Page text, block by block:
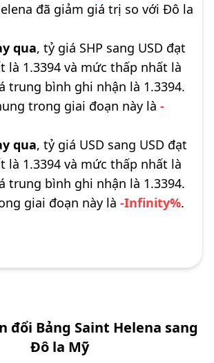
đã giảm giá trị so với Đô la
qua, tỷ giá SHP sang USD đạt
là 1.3394 và mức thấp nhất là
trung bình ghi nhận là 1.3394.
trong giai đoạn này là -
qua, tỷ giá USD sang USD đạt
là 1.3394 và mức thấp nhất là
trung bình ghi nhận là 1.3394.
giai đoạn này là -Infinity%.
đổi Bảng Saint Helena sang
Đô la Mỹ